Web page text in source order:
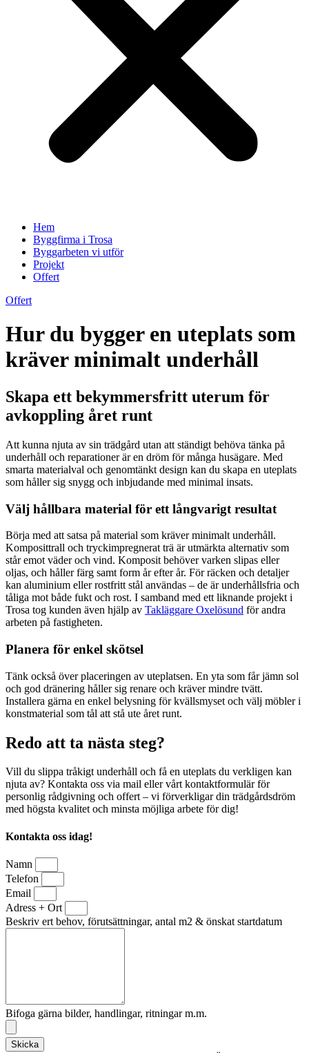
Hem
Byggfirma i Trosa
Byggarbeten vi utför
Projekt
Offert
Offert
Hur du bygger en uteplats som
kräver minimalt underhåll
Skapa ett bekymmersfritt uterum för
avkoppling året runt
Att kunna njuta av sin trädgård utan att ständigt behöva tänka på
underhåll och reparationer är en dröm för många husägare. Med
smarta materialval och genomtänkt design kan du skapa en uteplats
som håller sig snygg och inbjudande med minimal insats.
Välj hållbara material för ett långvarigt resultat
Börja med att satsa på material som kräver minimalt underhåll.
Komposittrall och tryckimpregnerat trä är utmärkta alternativ som
står emot väder och vind. Komposit behöver varken slipas eller
oljas, och håller färg samt form år efter år. För räcken och detaljer
kan aluminium eller rostfritt stål användas – de är underhållsfria och
tåliga mot både fukt och rost. I samband med ett liknande projekt i
Trosa tog kunden även hjälp av Takläggare Oxelösund för andra
arbeten på fastigheten.
Planera för enkel skötsel
Tänk också över placeringen av uteplatsen. En yta som får jämn sol
och god dränering håller sig renare och kräver mindre tvätt.
Installera gärna en enkel belysning för kvällsmyset och välj möbler i
konstmaterial som tål att stå ute året runt.
Redo att ta nästa steg?
Vill du slippa tråkigt underhåll och få en uteplats du verkligen kan
njuta av? Kontakta oss via mail eller vårt kontaktformulär för
personlig rådgivning och offert – vi förverkligar din trädgårdsdröm
med högsta kvalitet och minsta möjliga arbete för dig!
Kontakta oss idag!
Namn
Telefon
Email
Adress + Ort
Beskriv ert behov, förutsättningar, antal m2 & önskat startdatum
Bifoga gärna bilder, handlingar, ritningar m.m.
Skicka